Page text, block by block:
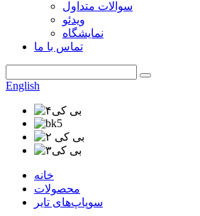
سوالات متداول
ویدئو
نمایشگاه
تماس با ما
English
خانه
محصولات
سوپاپ‌های تایر